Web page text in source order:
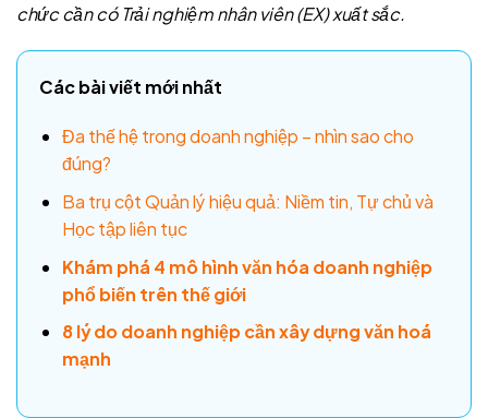
chức cần có Trải nghiệm nhân viên (EX) xuất sắc.
Các bài viết mới nhất
Đa thế hệ trong doanh nghiệp – nhìn sao cho
đúng?
Ba trụ cột Quản lý hiệu quả: Niềm tin, Tự chủ và
Học tập liên tục
Khám phá 4 mô hình văn hóa doanh nghiệp
phổ biến trên thế giới
8 lý do doanh nghiệp cần xây dựng văn hoá
mạnh